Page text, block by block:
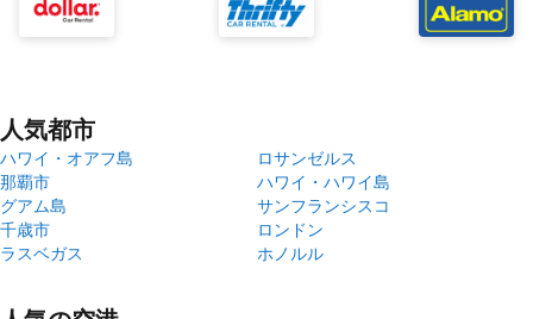
人気都市
ハワイ・オアフ島
ロサンゼルス
那覇市
ハワイ・ハワイ島
グアム島
サンフランシスコ
千歳市
ロンドン
ラスベガス
ホノルル